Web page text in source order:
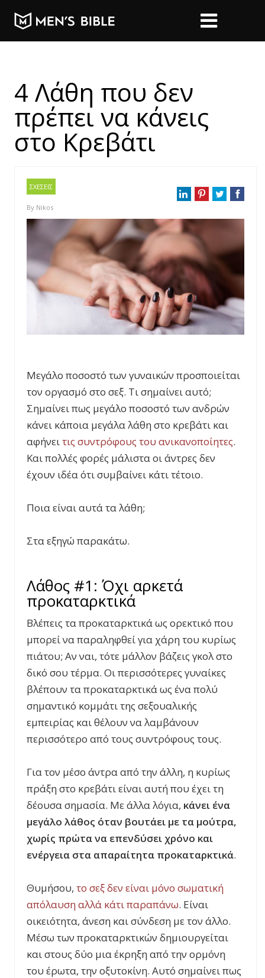
4 Λάθη που δεν
πρέπει να κάνεις
στο Κρεβάτι
ΣΧΕΣΕΙΣ
By Nikos
Μεγάλο ποσοστό των γυναικών προσποιείται
τον οργασμό στο σεξ. Τι σημαίνει αυτό;
Σημαίνει πως μεγάλο ποσοστό των ανδρών
κάνει κάποια μεγάλα λάθη στο κρεβάτι και
αφήνειτις συντρόφους του ανικανοποίητες.
Και πολλές φορές μάλιστα οι άντρες δεν
έχουν ιδέα ότι συμβαίνει κάτι τέτοιο.
Ποια είναι αυτά τα λάθη;
Στα εξηγώ παρακάτω.
Λάθος #1: Όχι αρκετά
προκαταρκτικά
Βλέπεις τα προκαταρκτικά ως ορεκτικό που
μπορεί να παραληφθεί για χάρη του κυρίως
πιάτου; Αν ναι, τότε μάλλον βάζεις γκολ στο
δικό σου τέρμα. Οι περισσότερες γυναίκες
βλέπουν τα προκαταρκτικά ως ένα πολύ
σημαντικό κομμάτι της σεξουαλικής
εμπειρίας και θέλουν να λαμβάνουν
περισσότερο από τους συντρόφους τους.
Για τον μέσο άντρα από την άλλη, η κυρίως
πράξη στο κρεβάτι είναι αυτή που έχει τη
δέουσα σημασία. Με άλλα λόγια, κάνει ένα
μεγάλο λάθος όταν βουτάει με τα μούτρα,
χωρίς πρώτα να επενδύσει χρόνο και
ενέργεια στα απαραίτητα προκαταρκτικά.
Θυμήσου, το σεξ δεν είναι μόνο σωματική
απόλαυση αλλά κάτι παραπάνω. Είναι
οικειότητα, άνεση και σύνδεση με τον άλλο.
Μέσω των προκαταρκτικών δημιουργείται
και στους δύο μια έκρηξη από την ορμόνη
του έρωτα, την οξυτοκίνη. Αυτό σημαίνει πως